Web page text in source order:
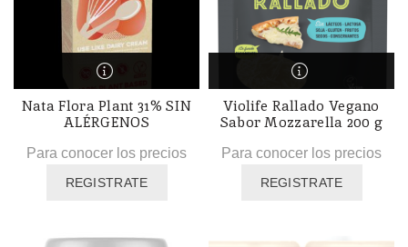
Nata Flora Plant 31% SIN
ALÉRGENOS
Para conocer los precios
REGISTRATE
Violife Rallado Vegano
Sabor Mozzarella 200 g
Para conocer los precios
REGISTRATE